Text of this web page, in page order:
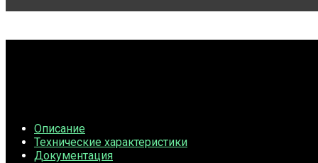
Описание
Технические характеристики
Документация